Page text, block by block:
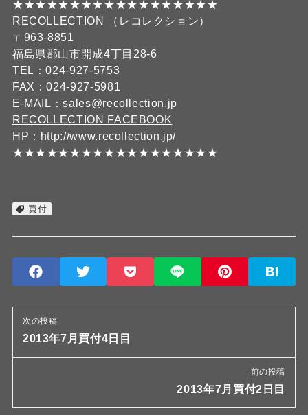
★★★★★★★★★★★★★★★★★★
RECOLLECTION （レコレクション）
〒963-8851
福島県郡山市開成4丁目28-6
TEL：024-927-5753
FAX：024-927-5981
E-MAIL：sales@recollection.jp
RECOLLECTION FACEBOOK
HP： http://www.recollection.jp/
★★★★★★★★★★★★★★★★★★
買付
次の投稿
2013年7月買付4日目
前の投稿
2013年7月買付2日目